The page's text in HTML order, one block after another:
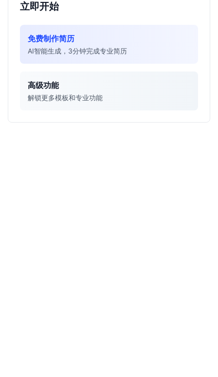
立即开始
免费制作简历
AI智能生成，3分钟完成专业简历
高级功能
解锁更多模板和专业功能